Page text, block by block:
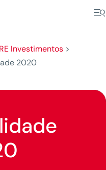
Investimentos>
2020